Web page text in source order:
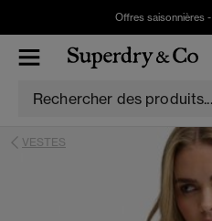
Offres saisonnières -
VESTES